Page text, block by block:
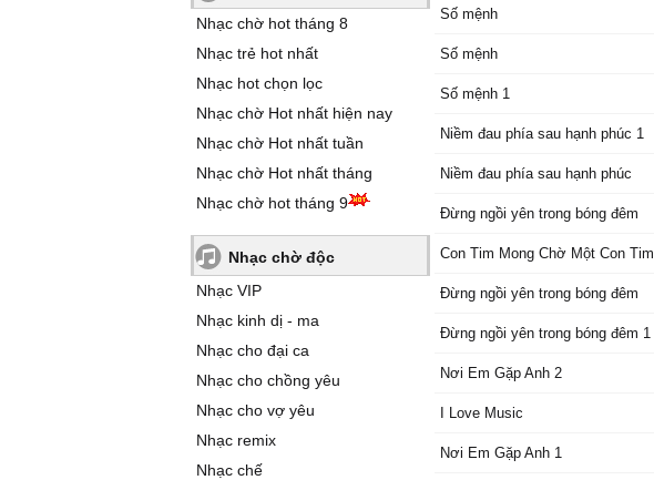
Nhạc chờ hot tháng 8
Nhạc trẻ hot nhất
Nhạc hot chọn lọc
Nhạc chờ Hot nhất hiện nay
Nhạc chờ Hot nhất tuần
Nhạc chờ Hot nhất tháng
Nhạc chờ hot tháng 9
Nhạc chờ độc
Nhạc VIP
Nhạc kinh dị - ma
Nhạc cho đại ca
Nhạc cho chồng yêu
Nhạc cho vợ yêu
Nhạc remix
Nhạc chế
Số mệnh
Số mệnh
Số mệnh 1
Niềm đau phía sau hạnh phúc 1
Niềm đau phía sau hạnh phúc
Đừng ngồi yên trong bóng đêm
Con Tim Mong Chờ Một Con Tim
Đừng ngồi yên trong bóng đêm
Đừng ngồi yên trong bóng đêm 1
Nơi Em Gặp Anh 2
I Love Music
Nơi Em Gặp Anh 1